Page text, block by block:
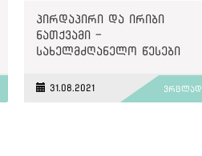
პირდაპირი და ირიბი
ნათქვამი -
სახელმძღანელო წესები
31.08.2021 ვრცლად